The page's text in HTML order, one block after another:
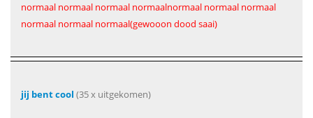
normaal normaal normaal normaalnormaal normaal normaal
normaal normaal normaal(gewooon dood saai)
jij bent cool (35 x uitgekomen)